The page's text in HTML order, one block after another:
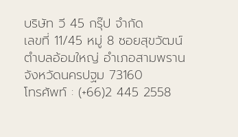
บริษัท วี 45 กรุ๊ป จำกัด
เลขที่ 11/45 หมู่ 8 ซอยสุขวัฒน์
ตำบลอ้อมใหญ่ อำเภอสามพราน
จังหวัดนครปฐม 73160
โทรศัพท์ : (+66)2 445 2558